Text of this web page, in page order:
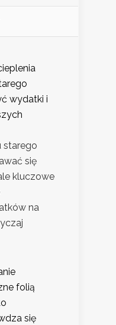
wydatki i
starego
się
kluczowe
na
folią
się